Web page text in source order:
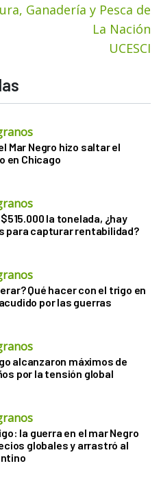
Ganadería y Pesca de
La Nación
UCESCI
Mar Negro hizo saltar el
en Chicago
la tonelada, ¿hay
para capturar rentabilidad?
Qué hacer con el trigo en
por las guerras
alcanzaron máximos de
por la tensión global
la guerra en el mar Negro
globales y arrastró al